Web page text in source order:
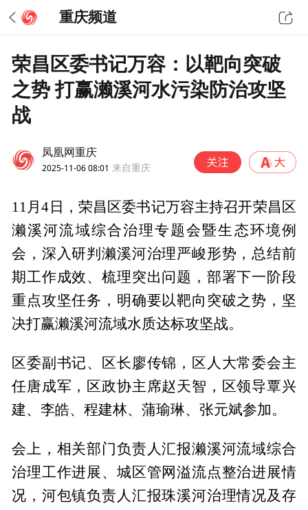
重庆频道
荣昌区委书记万容：以靶向突破
之势 打赢濑溪河水污染防治攻坚
战
凤凰网重庆
2025-11-06 08:01 来自重庆
11月4日，荣昌区委书记万容主持召开荣昌区
濑溪河流域综合治理专题会暨生态环境例
会，深入研判濑溪河治理严峻形势，总结前
期工作成效、梳理突出问题，部署下一阶段
重点攻坚任务，明确要以靶向突破之势，坚
决打赢濑溪河流域水质达标攻坚战。
区委副书记、区长廖传锦，区人大常委会主
任唐成军，区政协主席赵天智，区领导覃兴
建、李皓、程建林、蒲瑜琳、张元斌参加。
会上，相关部门负责人汇报濑溪河流域综合
治理工作进展、城区管网溢流点整治进展情
况，河包镇负责人汇报珠溪河治理情况及存